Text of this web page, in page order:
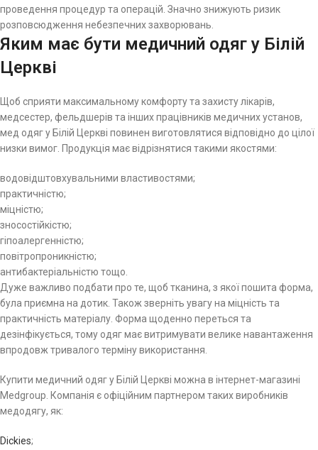
проведення процедур та операцій. Значно знижують ризик
розповсюдження небезпечних захворювань.
Яким має бути медичний одяг у Білій
Церкві
Щоб сприяти максимальному комфорту та захисту лікарів,
медсестер, фельдшерів та інших працівників медичних установ,
мед одяг у Білій Церкві повинен виготовлятися відповідно до цілої
низки вимог. Продукція має відрізнятися такими якостями:
водовідштовхувальними властивостями;
практичністю;
міцністю;
зносостійкістю;
гіпоалергенністю;
повітропроникністю;
антибактеріальністю тощо.
Дуже важливо подбати про те, щоб тканина, з якої пошита форма,
була приємна на дотик. Також зверніть увагу на міцність та
практичність матеріалу. Форма щоденно переться та
дезінфікується, тому одяг має витримувати велике навантаження
впродовж тривалого терміну використання.
Купити медичний одяг у Білій Церкві можна в інтернет-магазині
Medgroup. Компанія є офіційним партнером таких виробників
медодягу, як:
Dickies;